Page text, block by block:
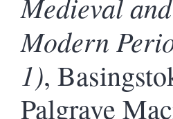
Modern
1),
Palgrave